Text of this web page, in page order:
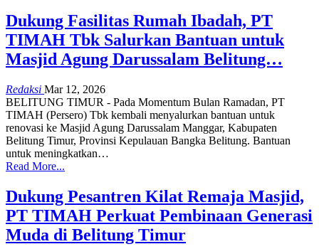
Dukung Fasilitas Rumah Ibadah, PT
TIMAH Tbk Salurkan Bantuan untuk
Masjid Agung Darussalam Belitung…
Redaksi Mar 12, 2026
BELITUNG TIMUR - Pada Momentum Bulan Ramadan, PT
TIMAH (Persero) Tbk kembali menyalurkan bantuan untuk
renovasi ke Masjid Agung Darussalam Manggar, Kabupaten
Belitung Timur, Provinsi Kepulauan Bangka Belitung. Bantuan
untuk meningkatkan…
Read More...
Dukung Pesantren Kilat Remaja Masjid,
PT TIMAH Perkuat Pembinaan Generasi
Muda di Belitung Timur